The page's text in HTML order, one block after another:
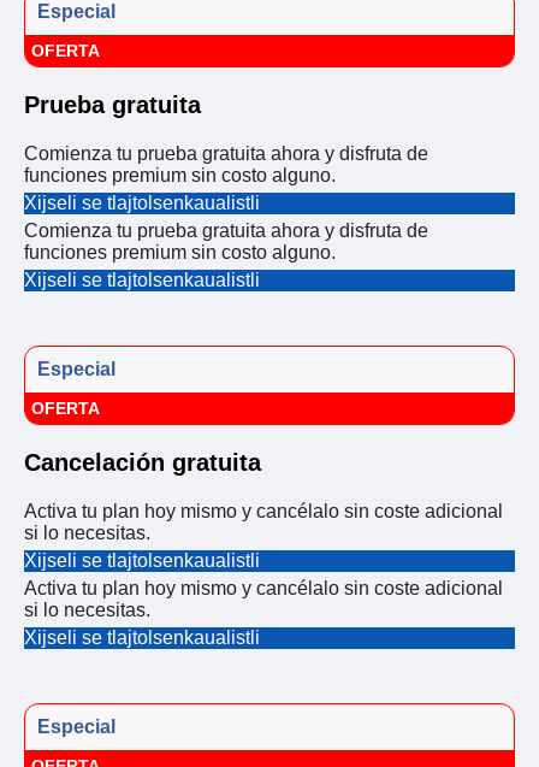
Especial
OFERTA
Prueba gratuita
Comienza tu prueba gratuita ahora y disfruta de
funciones premium sin costo alguno.
Xijseli se tlajtolsenkaualistli
Comienza tu prueba gratuita ahora y disfruta de
funciones premium sin costo alguno.
Xijseli se tlajtolsenkaualistli
Especial
OFERTA
Cancelación gratuita
Activa tu plan hoy mismo y cancélalo sin coste adicional
si lo necesitas.
Xijseli se tlajtolsenkaualistli
Activa tu plan hoy mismo y cancélalo sin coste adicional
si lo necesitas.
Xijseli se tlajtolsenkaualistli
Especial